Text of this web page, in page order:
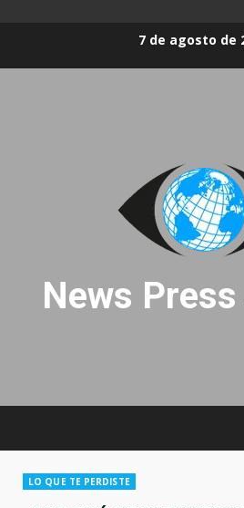
7 de agosto de
News
LO QUE TE PERDISTE